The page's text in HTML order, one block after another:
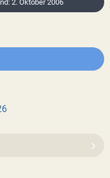
2. Oktober 2006